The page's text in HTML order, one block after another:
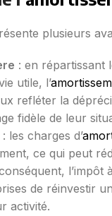
plusieurs
: en répartissant
utile, l’
refléter la
fidèle de leur
: les charges d’
ce qui peut
l’impôt
de réinvestir
activité.